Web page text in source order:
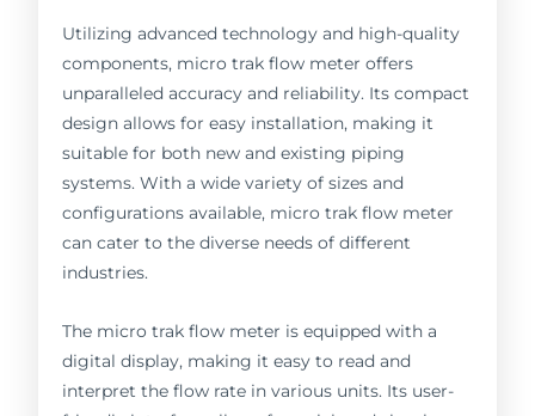
Utilizing advanced technology and high-quality
components, micro trak flow meter offers
unparalleled accuracy and reliability. Its compact
design allows for easy installation, making it
suitable for both new and existing piping
systems. With a wide variety of sizes and
configurations available, micro trak flow meter
can cater to the diverse needs of different
industries.
The micro trak flow meter is equipped with a
digital display, making it easy to read and
interpret the flow rate in various units. Its user-